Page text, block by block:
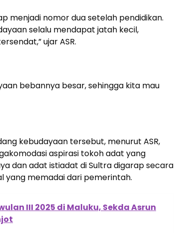
menjadi nomor dua setelah pendidikan.
selalu mendapat jatah kecil,
ujar ASR.
bebannya besar, sehingga kita mau
kebudayaan tersebut, menurut ASR,
aspirasi tokoh adat yang
dan adat istiadat di Sultra digarap secara
yang memadai dari pemerintah.
III 2025 di Maluku, Sekda Asrun